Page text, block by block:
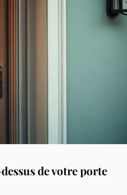
de votre porte